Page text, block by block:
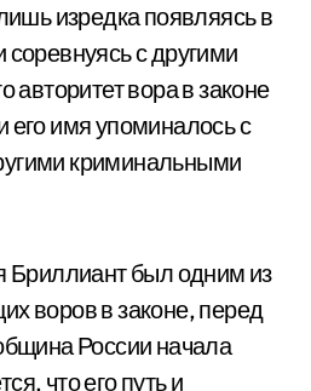
изредка появляясь в
с другими
авторитет вора в законе
имя упоминалось с
криминальными
Бриллиант был одним из
воров в законе, перед
России начала
что его путь и